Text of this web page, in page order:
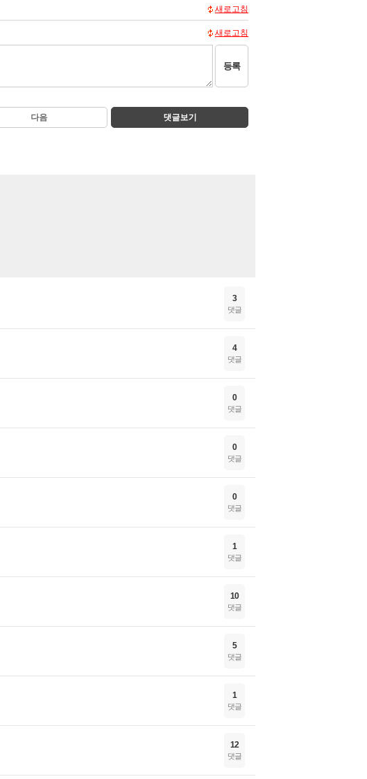
새로고침
새로고침
등록
다음 댓글보기
3
댓글
4
댓글
0
댓글
0
댓글
0
댓글
1
댓글
10
댓글
5
댓글
1
댓글
12
댓글